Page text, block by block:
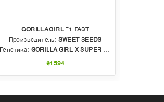
GORILLA GIRL F1 FAST
Производитель: SWEET SEEDS
Генетика: GORILLA GIRL X SUPER STRONG X SWEET GELATO AUTO
₴1594